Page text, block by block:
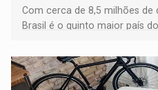
Com cerca de 8,5 milhões
Brasil é o quinto maior país